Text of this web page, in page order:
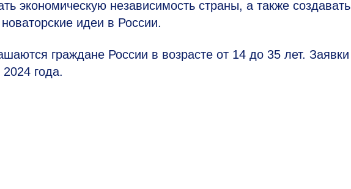
экономическую независимость страны, а также создавать
идеи в России.
граждане России в возрасте от 14 до 35 лет. Заявки
года.